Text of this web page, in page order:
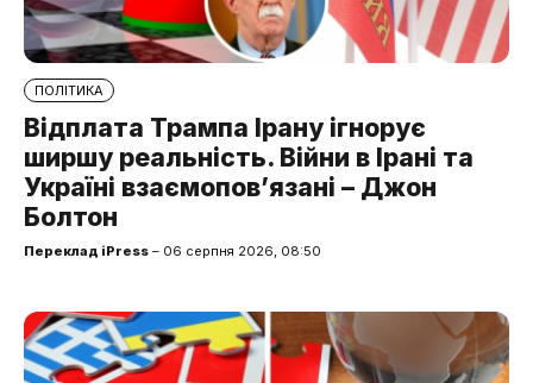
ПОЛІТИКА
Відплата Трампа Ірану ігнорує
ширшу реальність. Війни в Ірані та
Україні взаємопов’язані – Джон
Болтон
Переклад iPress – 06 серпня 2026, 08:50